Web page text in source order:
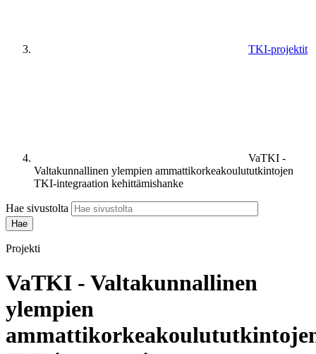
TKI-projektit
VaTKI -
Valtakunnallinen ylempien ammattikorkeakoulututkintojen
TKI-integraation kehittämishanke
Hae sivustolta
Projekti
VaTKI - Valtakunnallinen
ylempien